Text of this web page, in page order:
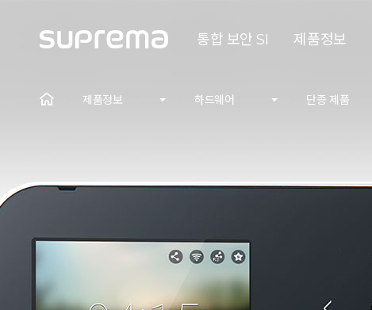
통합 보안 SI 제품정보
제품정보 하드웨어 단종 제품